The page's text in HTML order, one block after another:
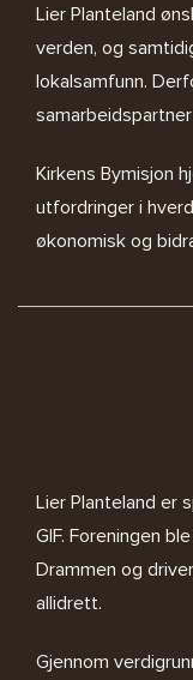
Lier Planteland
verden, og
lokalsamfunn.
Kirkens Bymisjon
utfordringer i
økonomisk og
Lier Planteland er
GIF. Foreningen
Drammen og
allidrett.
Gjennom